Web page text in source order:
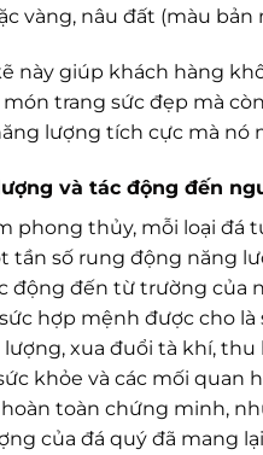
vàng, nâu đất (màu bản
này giúp khách hàng
trang sức đẹp mà
lượng tích cực mà nó
và tác động đến
phong thủy, mỗi loại đá
tần số rung động năng
động đến từ trường của
hợp mệnh được cho là
xua đuổi tà khí,
khỏe và các mối quan
toàn chứng minh,
của đá quý đã mang